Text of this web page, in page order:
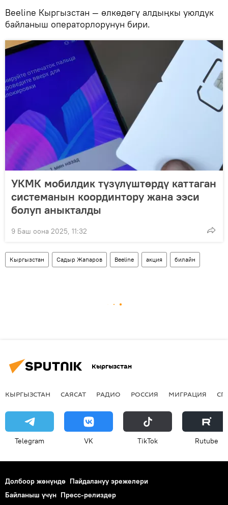
Beeline Кыргызстан — өлкөдөгү алдыңкы уюлдук
байланыш операторлорунун бири.
УКМК мобилдик түзүлүштөрдү каттаган
системанын координтору жана ээси
болуп аныкталды
9 Баш оона 2025, 11:32
Кыргызстан Садыр Жапаров Beeline акция билайн
Кыргызстан
КЫРГЫЗСТАН САЯСАТ РАДИО РОССИЯ МИГРАЦИЯ
Telegram VK ТikТоk Rutube
Долбоор жөнүндө Пайдалануу эрежелери
Байланыш үчүн Пресс-релиздер